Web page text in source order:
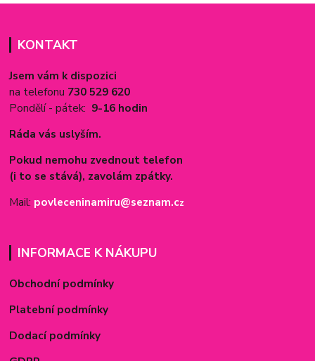
KONTAKT
Jsem vám k dispozici
na telefonu 730 529 620
Pondělí - pátek: 9-16 hodin
Ráda vás uslyším.
Pokud nemohu zvednout telefon
(i to se stává), zavolám zpátky.
Mail: povleceninamiru@seznam.cz
INFORMACE K NÁKUPU
Obchodní podmínky
Platební podmínky
Dodací podmínky